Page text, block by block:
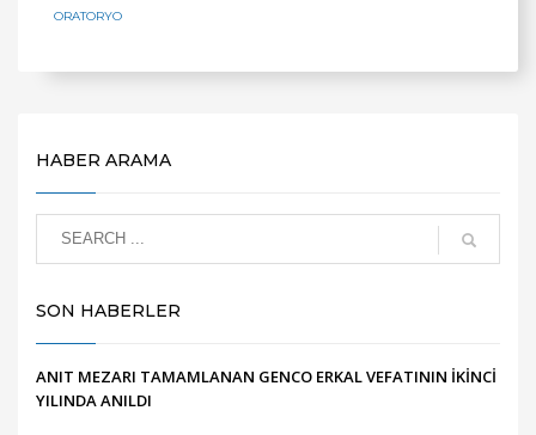
ORATORYO
HABER ARAMA
SON HABERLER
ANIT MEZARI TAMAMLANAN GENCO ERKAL VEFATININ İKİNCİ
YILINDA ANILDI